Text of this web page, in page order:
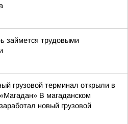
займется трудовыми
грузовой терминал открыли в
В магаданском
новый грузовой